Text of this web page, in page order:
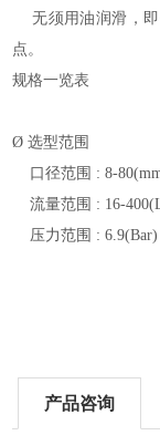
无须用油润滑，即
点。
规格一览表
Ø选型范围
口径范围 : 8-
流量范围 : 16-
压力范围 : 6.9(Bar)
产品咨询